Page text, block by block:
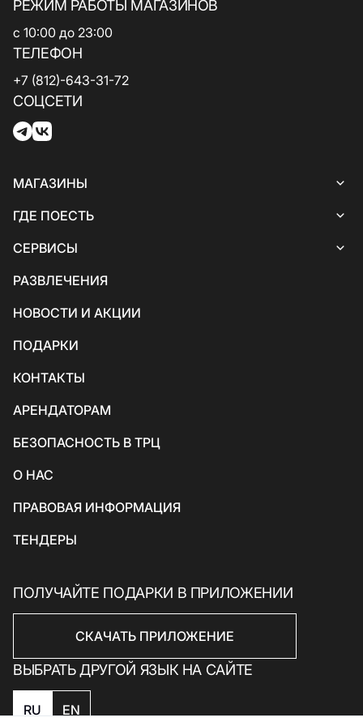
РЕЖИМ РАБОТЫ МАГАЗИНОВ
с 10:00 до 23:00
ТЕЛЕФОН
+7 (812)-643-31-72
СОЦСЕТИ
МАГАЗИНЫ
Все магазины
Женская одежда
Красота и здоровье
Товары для спорта и отдыха
Электроника, книги и бытовая техника
Товары для дома
Подарки и сувениры
ГДЕ ПОЕСТЬ
Все кафе и рестораны
Итальянская кухня
СЕРВИСЫ
Все услуги и сервисы
Банкоматы
РАЗВЛЕЧЕНИЯ
НОВОСТИ И АКЦИИ
ПОДАРКИ
КОНТАКТЫ
АРЕНДАТОРАМ
БЕЗОПАСНОСТЬ В ТРЦ
О НАС
ПРАВОВАЯ ИНФОРМАЦИЯ
ТЕНДЕРЫ
ПОЛУЧАЙТЕ ПОДАРКИ В ПРИЛОЖЕНИИ
СКАЧАТЬ ПРИЛОЖЕНИЕ
ВЫБРАТЬ ДРУГОЙ ЯЗЫК НА САЙТЕ
RU EN